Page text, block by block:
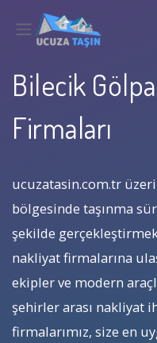
Bilecik
Firmaları
ucuzatasin.com.tr
bölgesinde taşınma
şekilde
nakliyat firmalarına
ekipler ve modern
şehirler arası nakliyat
firmalarımız, size en